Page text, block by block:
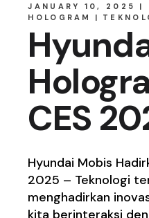
JANUARY 10, 2025
HOLOGRAM
CES
Hyundai Mobis
2025 – Teknologi
menghadirkan
kita berinteraksi